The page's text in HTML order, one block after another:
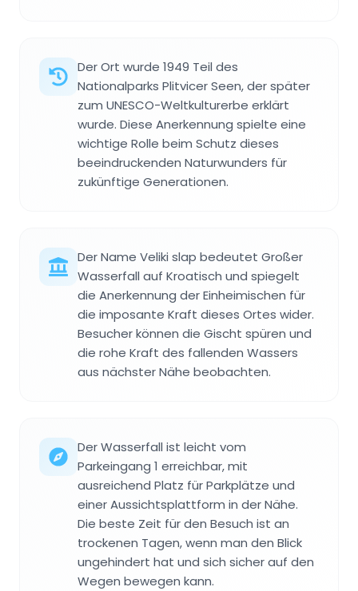
Der Ort wurde 1949 Teil des
Nationalparks Plitvicer Seen, der später
zum UNESCO-Weltkulturerbe erklärt
wurde. Diese Anerkennung spielte eine
wichtige Rolle beim Schutz dieses
beeindruckenden Naturwunders für
zukünftige Generationen.
Der Name Veliki slap bedeutet Großer
Wasserfall auf Kroatisch und spiegelt
die Anerkennung der Einheimischen für
die imposante Kraft dieses Ortes wider.
Besucher können die Gischt spüren und
die rohe Kraft des fallenden Wassers
aus nächster Nähe beobachten.
Der Wasserfall ist leicht vom
Parkeingang 1 erreichbar, mit
ausreichend Platz für Parkplätze und
einer Aussichtsplattform in der Nähe.
Die beste Zeit für den Besuch ist an
trockenen Tagen, wenn man den Blick
ungehindert hat und sich sicher auf den
Wegen bewegen kann.